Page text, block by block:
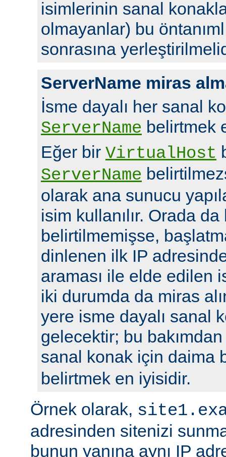
isimlerinin sanal
olmayanlar) bu
sonrasına
ServerName miras
İsme dayalı her sanal
ServerName belirtmek
Eğer bir VirtualHost
ServerName
olarak ana sunucu
isim kullanılır. Orada
belirtilmemişse,
dinlenen ilk IP
araması ile elde edilen
iki durumda da miras
yere isme dayalı sanal
gelecektir; bu
sanal konak için daima
belirtmek en iyisidir.
Örnek olarak,
adresinden sitenizi
bunun yanına aynı IP